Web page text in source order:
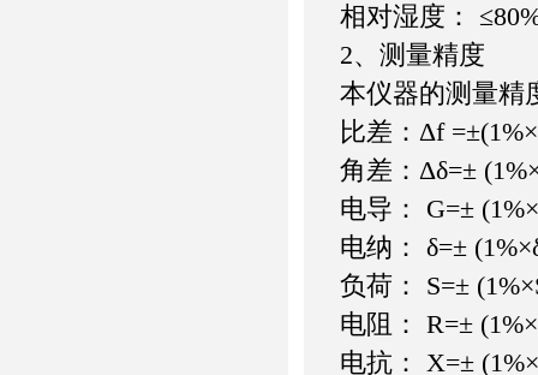
相对湿度：
2、测量精度
本仪器的测量精
比差：Δf
角差：Δδ=±
电导： G=±
电纳： δ=±
负荷： S=±
电阻： R=±
电抗： X=±